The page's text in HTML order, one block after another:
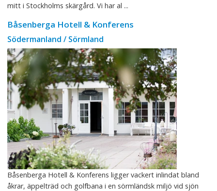
mitt i Stockholms skärgård. Vi har al ...
Båsenberga Hotell & Konferens
Södermanland / Sörmland
Båsenberga Hotell & Konferens ligger vackert inlindat bland
åkrar, äppelträd och golfbana i en sörmländsk miljö vid sjön